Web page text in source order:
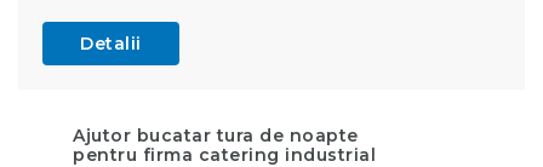
Detalii
Ajutor bucatar tura de noapte
pentru firma catering industrial